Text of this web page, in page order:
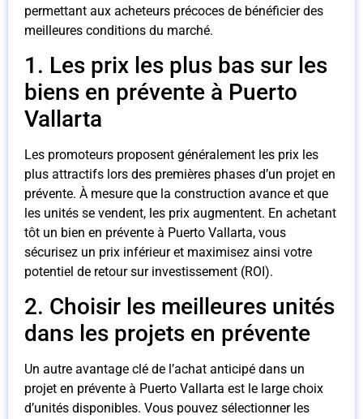
permettant aux acheteurs précoces de bénéficier des
meilleures conditions du marché.
1. Les prix les plus bas sur les
biens en prévente à Puerto
Vallarta
Les promoteurs proposent généralement les prix les
plus attractifs lors des premières phases d’un projet en
prévente. À mesure que la construction avance et que
les unités se vendent, les prix augmentent. En achetant
tôt un bien en prévente à Puerto Vallarta, vous
sécurisez un prix inférieur et maximisez ainsi votre
potentiel de retour sur investissement (ROI).
2. Choisir les meilleures unités
dans les projets en prévente
Un autre avantage clé de l’achat anticipé dans un
projet en prévente à Puerto Vallarta est le large choix
d’unités disponibles. Vous pouvez sélectionner les